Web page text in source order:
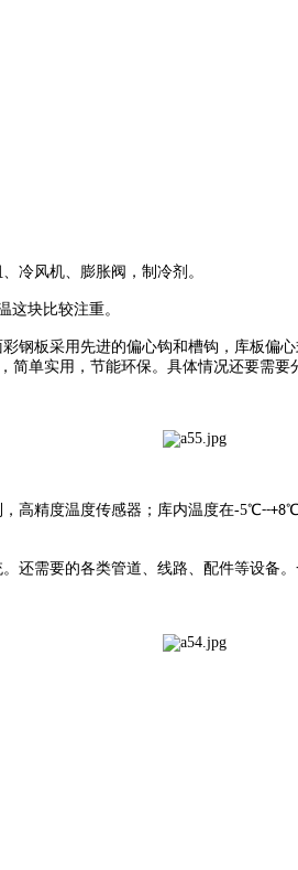
冷风机、膨胀阀，制冷剂。
这块比较注重。
钢板采用先进的偏心钩和槽钩，库板
单实用，节能环保。具体情况还要需要
高精度温度传感器；库内温度在-5℃--+8℃
还需要的各类管道、线路、配件等设备